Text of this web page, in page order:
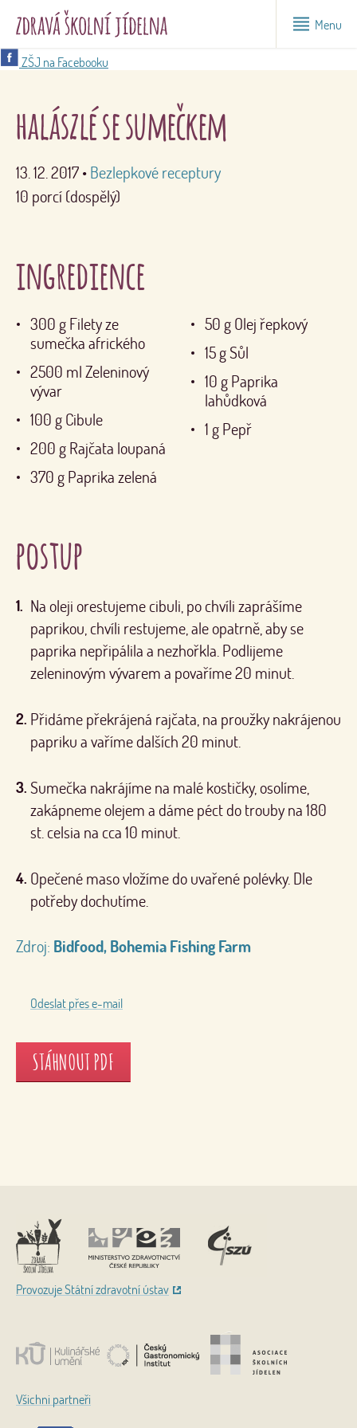
Menu
ZŠJ na Facebooku
halászlé se sumečkem
13. 12. 2017 • Bezlepkové receptury
10 porcí (dospělý)
ingredience
300 g Filety ze
sumečka afrického
2500 ml Zeleninový
vývar
100 g Cibule
200 g Rajčata loupaná
370 g Paprika zelená
50 g Olej řepkový
15 gSůl
10 g Paprika
lahůdková
1 g Pepř
postup
Na oleji orestujeme cibuli, po chvíli zaprášíme
paprikou, chvíli restujeme, ale opatrně, aby se
paprika nepřipálila a nezhořkla. Podlijeme
zeleninovým vývarem a povaříme 20 minut.
Přidáme překrájená rajčata, na proužky nakrájenou
papriku a vaříme dalších 20 minut.
Sumečka nakrájíme na malé kostičky, osolíme,
zakápneme olejem a dáme péct do trouby na 180
st. celsia na cca 10 minut.
Opečené maso vložíme do uvařené polévky. Dle
potřeby dochutíme.
Zdroj: Bidfood, Bohemia Fishing Farm
Odeslat přes e-mail
STÁHNOUT PDF
Provozuje Státní zdravotní ústav
Všichni partneři